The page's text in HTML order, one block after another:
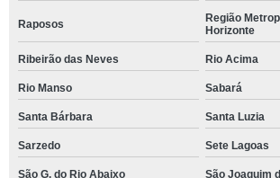
Raposos
Região
Horizonte
Ribeirão das Neves Rio Acima
Rio Manso Sabará
Santa Bárbara Santa Luzia
Sarzedo Sete Lagoas
São G. do Rio Abaixo São Joaquim